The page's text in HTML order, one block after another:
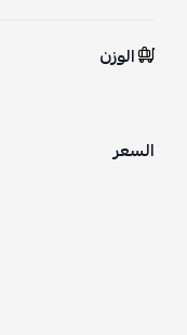
الوزن
السعر